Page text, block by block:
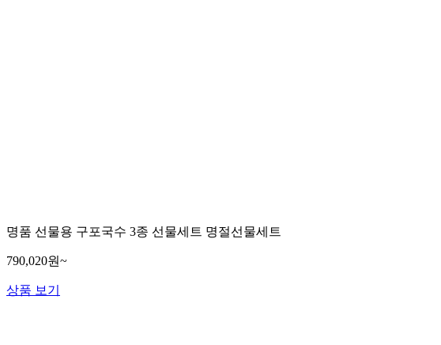
명품 선물용 구포국수 3종 선물세트 명절선물세트
790,020원~
상품 보기